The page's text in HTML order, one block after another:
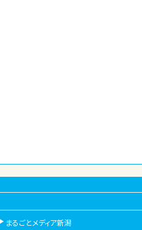
まるごとメディア新潟